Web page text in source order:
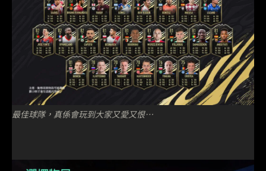
最佳球隊，真係會玩到大家又愛又恨…